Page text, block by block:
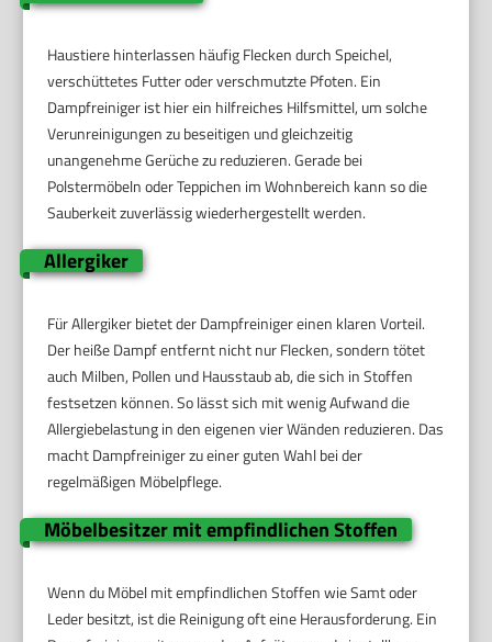
Haustiere hinterlassen häufig Flecken durch Speichel,
verschüttetes Futter oder verschmutzte Pfoten. Ein
Dampfreiniger ist hier ein hilfreiches Hilfsmittel, um solche
Verunreinigungen zu beseitigen und gleichzeitig
unangenehme Gerüche zu reduzieren. Gerade bei
Polstermöbeln oder Teppichen im Wohnbereich kann so die
Sauberkeit zuverlässig wiederhergestellt werden.
Allergiker
Für Allergiker bietet der Dampfreiniger einen klaren Vorteil.
Der heiße Dampf entfernt nicht nur Flecken, sondern tötet
auch Milben, Pollen und Hausstaub ab, die sich in Stoffen
festsetzen können. So lässt sich mit wenig Aufwand die
Allergiebelastung in den eigenen vier Wänden reduzieren. Das
macht Dampfreiniger zu einer guten Wahl bei der
regelmäßigen Möbelpflege.
Möbelbesitzer mit empfindlichen Stoffen
Wenn du Möbel mit empfindlichen Stoffen wie Samt oder
Leder besitzt, ist die Reinigung oft eine Herausforderung. Ein